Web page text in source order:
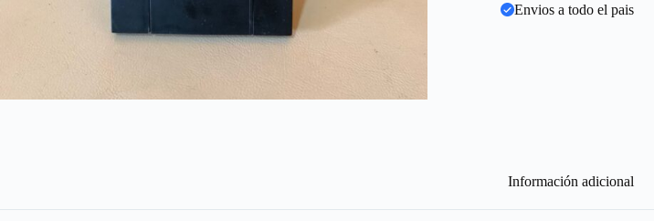
Envios a todo el pais
Información adicional